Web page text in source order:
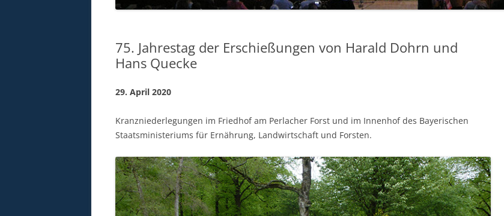
75. Jahrestag der Erschießungen von Harald Dohrn und
Hans Quecke
29. April 2020
Kranzniederlegungen im Friedhof am Perlacher Forst und im Innenhof des Bayerischen
Staatsministeriums für Ernährung, Landwirtschaft und Forsten.